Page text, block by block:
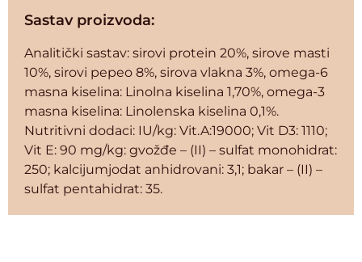
Sastav proizvoda:
Analitički sastav: sirovi protein 20%, sirove masti
10%, sirovi pepeo 8%, sirova vlakna 3%, omega-6
masna kiselina: Linolna kiselina 1,70%, omega-3
masna kiselina: Linolenska kiselina 0,1%.
Nutritivni dodaci: IU/kg: Vit.A:19000; Vit D3: 1110;
Vit E: 90 mg/kg: gvožđe – (II) – sulfat monohidrat:
250; kalcijumjodat anhidrovani: 3,1; bakar – (II) –
sulfat pentahidrat: 35.